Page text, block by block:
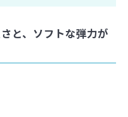
と、ソフトな弾力が